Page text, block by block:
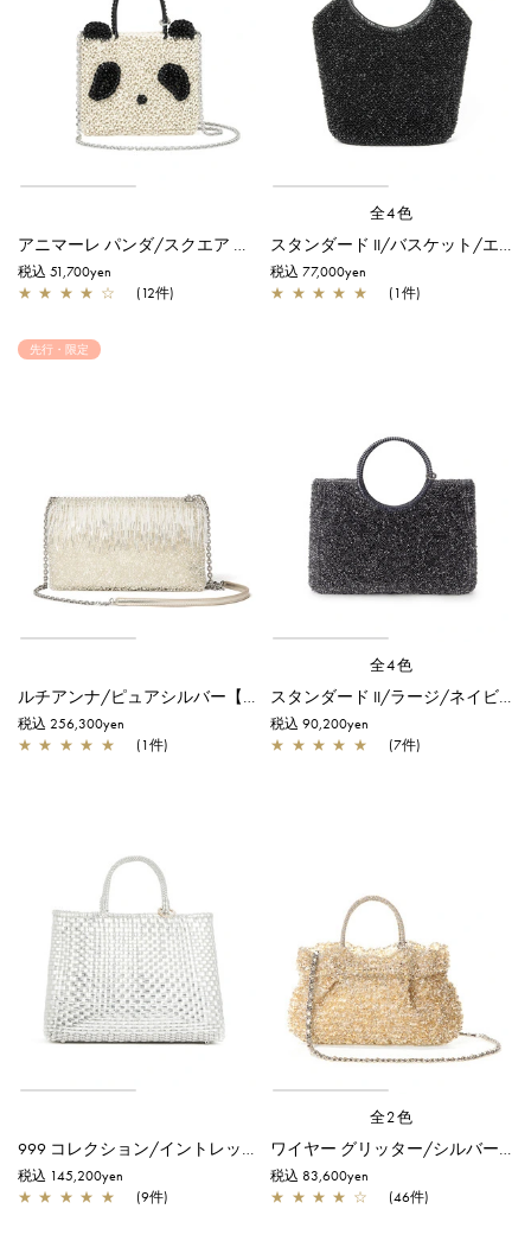
アニマーレ パンダ/スクエア スモール/エナメルブラック×マットホワイト
税込 51,700yen
★ ★ ★ ★ ☆ (12件)
全4色
スタンダード II/バスケット/エナメルブラック
税込 77,000yen
★ ★ ★ ★ ★ (1件)
先行・限定
ルチアンナ/ピュアシルバー【一部店舗先行販売商品】
税込 256,300yen
★ ★ ★ ★ ★ (1件)
全4色
スタンダード II/ラージ/ネイビーシルバー
税込 90,200yen
★ ★ ★ ★ ★ (7件)
999 コレクション/イントレッチオ/スモール(横長)/ピュアシルバー
税込 145,200yen
★ ★ ★ ★ ★ (9件)
全2色
ワイヤー グリッター/シルバーゴールド
税込 83,600yen
★ ★ ★ ★ ☆ (46件)